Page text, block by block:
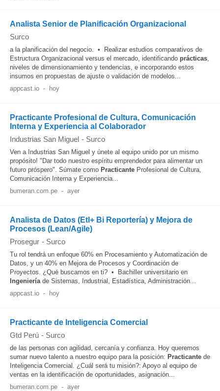
Analista Senior de Planificación Organizacional
Surco
a la planificación del negocio. • Realizar estudios comparativos de
Estructura Organizacional versus el mercado, identificando prácticas,
niveles de dimensionamiento y tendencias, e incorporando estos
insumos en propuestas de ajuste o validación de modelos...
appcast.io - hoy
Practicante Profesional de Cultura, Comunicación
Interna y Experiencia al Colaborador
Industrias San Miguel - Surco
Ven a Industrias San Miguel y únete al equipo unido por un mismo
propósito! "Dar todo nuestro espíritu emprendedor para alimentar un
futuro próspero". Súmate como Practicante Profesional de Cultura,
Comunicación Interna y Experiencia...
bumeran.com.pe - ayer
Analista de Datos (Etl+ Bi Reportería) y Mejora de
Procesos (Lean/Agile)
Prosegur - Surco
Tu rol tendrá un enfoque 60% en Procesamiento y Automatización de
Datos, y un 40% en Mejora de Procesos y Coordinación de
Proyectos. ¿Qué buscamos en ti? • Bachiller universitario en
Ingenieríade Sistemas, Industrial, Estadística, Administración...
appcast.io - hoy
Practicante de Inteligencia Comercial
Gtd Perú - Surco
de las personas con agilidad, cercanía y confianza. Hoy queremos
sumar nuevo talento a nuestro equipo para la posición: Practicante de
Inteligencia Comercial. ¿Cuál será tu misión?: Apoyo al equipo de
ventas en la identificación de oportunidades, asignación...
bumeran.com.pe - ayer